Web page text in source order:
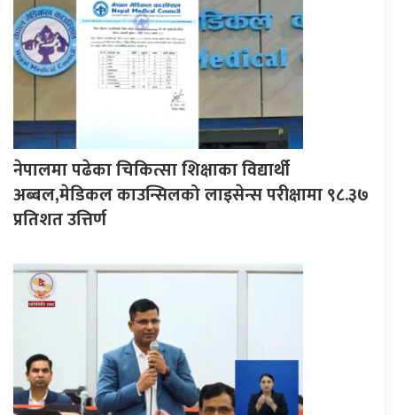
नेपालमा पढेका चिकित्सा शिक्षाका विद्यार्थी
अब्बल,मेडिकल काउन्सिलको लाइसेन्स परीक्षामा ९८.३७
प्रतिशत उत्तिर्ण